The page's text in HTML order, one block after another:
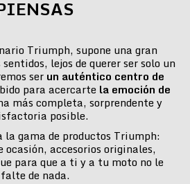
Triumph, supone una gran
lejos de querer ser solo un
ser un auténtico centro de
para acercarte la emoción de
más completa, sorprendente y
posible.
la gama de productos Triumph:
ocasión, accesorios originales,
para que a ti y a tu moto no le
falte de nada.